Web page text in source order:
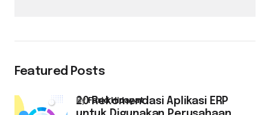
Featured Posts
20 Rekomendasi Aplikasi ERP
byFarid Hidayat